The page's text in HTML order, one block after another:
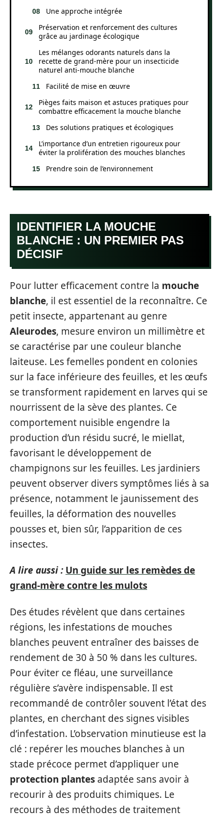
Une approche intégrée
Préservation et renforcement des cultures
grâce au jardinage écologique
Les mélanges odorants naturels dans la
recette de grand-mère pour un insecticide
naturel anti-mouche blanche
Facilité de mise en œuvre
Pièges faits maison et astuces pratiques pour
combattre efficacement la mouche blanche
Des solutions pratiques et écologiques
L’importance d’un entretien rigoureux pour
éviter la prolifération des mouches blanches
Prendre soin de l’environnement
IDENTIFIER LA MOUCHE
BLANCHE : UN PREMIER PAS
DÉCISIF
Pour lutter efficacement contre la mouche
blanche, il est essentiel de la reconnaître. Ce
petit insecte, appartenant au genre
Aleurodes, mesure environ un millimètre et
se caractérise par une couleur blanche
laiteuse. Les femelles pondent en colonies
sur la face inférieure des feuilles, et les œufs
se transforment rapidement en larves qui se
nourrissent de la sève des plantes. Ce
comportement nuisible engendre la
production d’un résidu sucré, le miellat,
favorisant le développement de
champignons sur les feuilles. Les jardiniers
peuvent observer divers symptômes liés à sa
présence, notamment le jaunissement des
feuilles, la déformation des nouvelles
pousses et, bien sûr, l’apparition de ces
insectes.
A lire aussi : Un guide sur les remèdes de
grand-mère contre les mulots
Des études révèlent que dans certaines
régions, les infestations de mouches
blanches peuvent entraîner des baisses de
rendement de 30 à 50 % dans les cultures.
Pour éviter ce fléau, une surveillance
régulière s’avère indispensable. Il est
recommandé de contrôler souvent l’état des
plantes, en cherchant des signes visibles
d’infestation. L’observation minutieuse est la
clé : repérer les mouches blanches à un
stade précoce permet d’appliquer une
protection plantes adaptée sans avoir à
recourir à des produits chimiques. Le
recours à des méthodes de traitement